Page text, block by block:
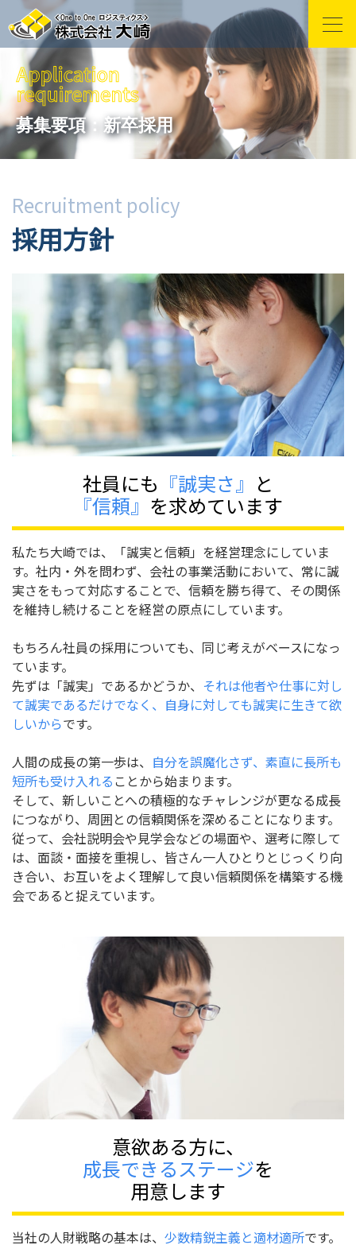
募集要項：新卒採用
Recruitment policy
採用方針
社員にも 『誠実さ』 と
『信頼』 を求めています
私たち大崎では、「誠実と信頼」を経営理念にしていま
す。社内・外を問わず、会社の事業活動において、常に誠
実さをもって対応することで、信頼を勝ち得て、その関係
を維持し続けることを経営の原点にしています。
もちろん社員の採用についても、同じ考えがベースになっ
ています。
先ずは「誠実」であるかどうか、 それは他者や仕事に対し
て誠実であるだけでなく、自身に対しても誠実に生きて欲
しいからです。
人間の成長の第一歩は、 自分を誤魔化さず、素直に長所も
短所も受け入れる ことから始まります。
そして、新しいことへの積極的なチャレンジが更なる成長
につながり、周囲との信頼関係を深めることになります。
従って、会社説明会や見学会などの場面や、選考に際して
は、面談・面接を重視し、皆さん一人ひとりとじっくり向
き合い、お互いをよく理解して良い信頼関係を構築する機
会であると捉えています。
意欲ある方に、
成長できるステージを
用意します
当社の人財戦略の基本は、 少数精鋭主義と適材適所です。